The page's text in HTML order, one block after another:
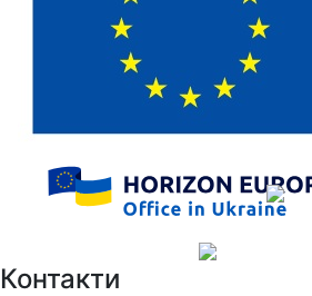
Контакти